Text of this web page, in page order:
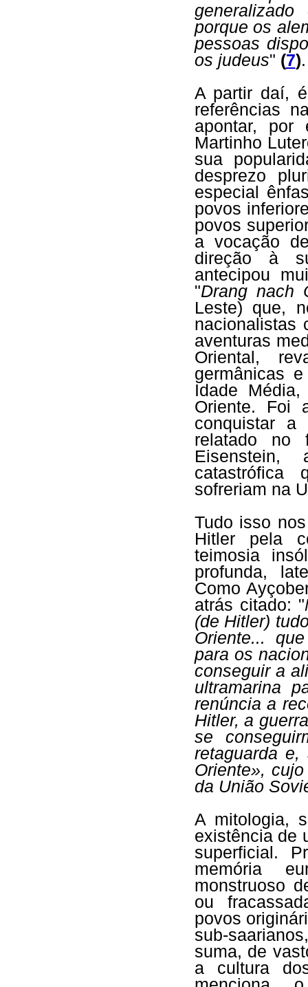
porque os
pessoas
os judeus" (7).
A partir daí,
referências
apontar, por
Martinho
sua
desprezo
especial
povos
povos
a vocação
direção à
antecipou
"Drang nach
Leste) que,
nacionalistas
aventuras
Oriental,
germânicas
Idade
Oriente. Foi
conquistar
relatado no
sofreriam na
Tudo isso
Hitler pela
teimosia
profunda,
Como
atrás citado: "
(de Hitler)
Oriente...
para os
conseguir a
ultramarina
renúncia a
Hitler, a
se
retaguarda
Oriente»,
da União
A mitologia,
existência de
superficial.
memória
monstruoso
ou
povos
sub-
suma, de
a cultura